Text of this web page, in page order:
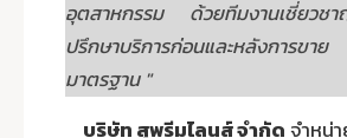
อุตสาหกรรม ด้วยทีมงานเชี่ยวช
ปรึกษาบริการก่อนและหลังการ
มาตรฐาน "
บริษัท สุพรีมไลนส์ จำกัด จำหน่